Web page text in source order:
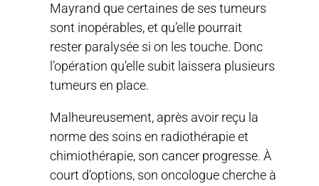
Mayrand que certaines de ses tumeurs
sont inopérables, et qu’elle pourrait
rester paralysée si on les touche. Donc
l’opération qu’elle subit laissera plusieurs
tumeurs en place.
Malheureusement, après avoir reçu la
norme des soins en radiothérapie et
chimiothérapie, son cancer progresse. À
court d’options, son oncologue cherche à